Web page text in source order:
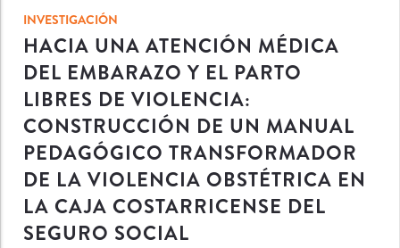
INVESTIGACIÓN
HACIA UNA ATENCIÓN MÉDICA
DEL EMBARAZO Y EL PARTO
LIBRES DE VIOLENCIA:
CONSTRUCCIÓN DE UN MANUAL
PEDAGÓGICO TRANSFORMADOR
DE LA VIOLENCIA OBSTÉTRICA EN
LA CAJA COSTARRICENSE DEL
SEGURO SOCIAL